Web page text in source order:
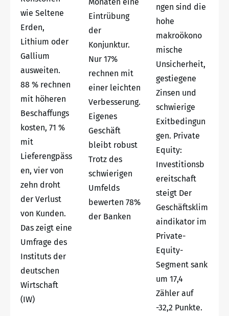
wie Seltene
Erden,
Lithium oder
Gallium
ausweiten.
88 % rechnen
mit höheren
Beschaffungs
kosten, 71 %
mit
Lieferengpäss
en, vier von
zehn droht
der Verlust
von Kunden.
Das zeigt eine
Umfrage des
Instituts der
deutschen
Wirtschaft
(IW)
Eintrübung
der
Konjunktur.
Nur 17%
rechnen mit
einer leichten
Verbesserung.
Eigenes
Geschäft
bleibt robust
Trotz des
schwierigen
Umfelds
bewerten 78%
der Banken
ngen sind die
hohe
makroökono
mische
Unsicherheit,
gestiegene
Zinsen und
schwierige
Exitbedingun
gen. Private
Equity:
Investitionsb
ereitschaft
steigt Der
Geschäftsklim
aindikator im
Private-
Equity-
Segment sank
um 17,4
Zähler auf
-32,2 Punkte.